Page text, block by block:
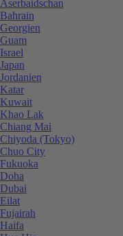
Aserbaidschan
Bahrain
Georgien
Guam
Israel
Japan
Jordanien
Katar
Kuwait
Khao Lak
Chiang Mai
Chiyoda (Tokyo)
Chuo City
Fukuoka
Doha
Dubai
Eilat
Fujairah
Haifa